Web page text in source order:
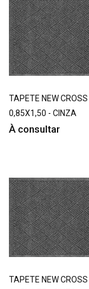
TAPETE NEW CROSS
0,85X1,50 - CINZA
À consultar
TAPETE NEW CROSS